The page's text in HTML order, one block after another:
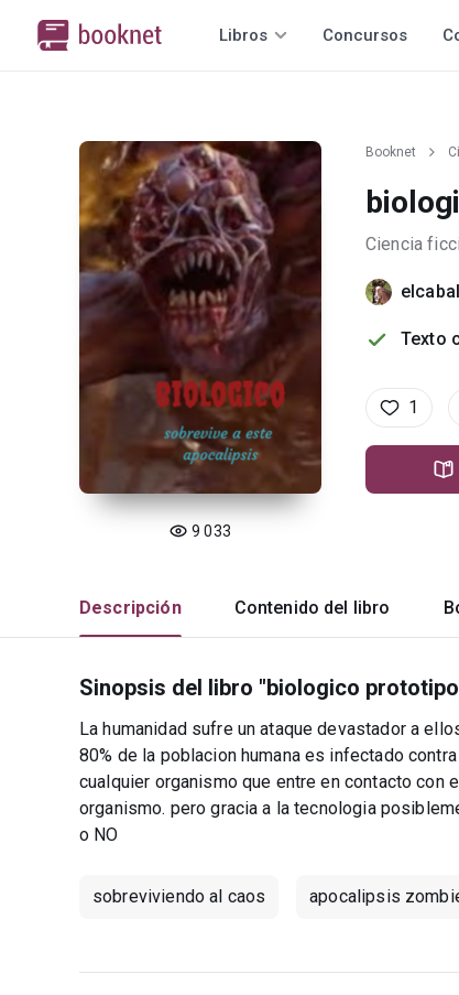
Libros Concursos
9 033
Booknet
Ciencia
Texto
1
Descripción Contenido del libro
Sinopsis del libro "biologico
La humanidad sufre un ataque devastador a
80% de la poblacion humana es infectado
cualquier organismo que entre en contacto con
organismo. pero gracia a la tecnologia
o NO
sobreviviendo al caos apocalipsis